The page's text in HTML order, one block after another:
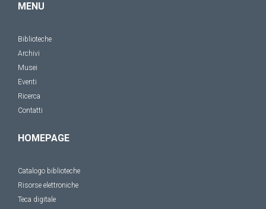
MENU
Biblioteche
Archivi
Musei
Eventi
Ricerca
Contatti
HOMEPAGE
Catalogo biblioteche
Risorse elettroniche
Teca digitale